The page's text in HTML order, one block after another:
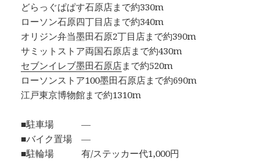
どらっぐぱぱす石原店まで約330m
ローソン石原四丁目店まで約340m
オリジン弁当墨田石原2丁目店まで約390m
サミットストア両国石原店まで約430m
セブンイレブ墨田石原店まで約520m
ローソンストア100墨田石原店まで約690m
江戸東京博物館まで約1310m
■駐車場 ―
■バイク置場 ―
■駐輪場 有/ステッカー代1,000円